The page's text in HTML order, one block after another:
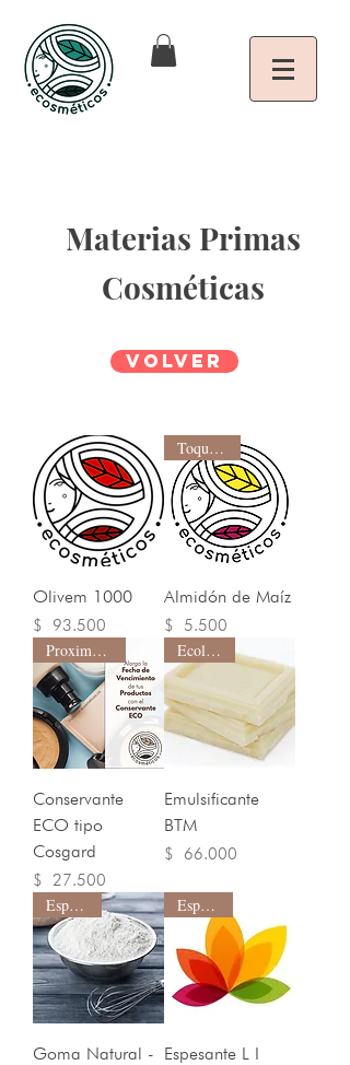
Materias Primas
Cosméticas
Volver
Olivem 1000
Precio
$ 93.500
Toque seco
Almidón de Maíz
Precio
$ 5.500
Proximamente
Conservante
ECO tipo
Cosgard
Precio
$ 27.500
Ecológico
Emulsificante
BTM
Precio
$ 66.000
Espesante
Goma Natural -
Espesante
Espesante L I